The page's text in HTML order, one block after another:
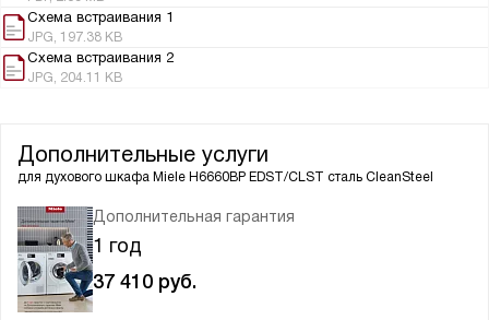
Схема встраивания 1
JPG, 197.38 KB
Схема встраивания 2
JPG, 204.11 KB
Дополнительные услуги
для духового шкафа Miele H6660BP EDST/CLST сталь CleanSteel
Дополнительная гарантия
1 год
37 410 руб.